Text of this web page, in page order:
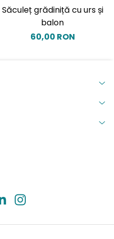
Săculeț grădiniță cu urs și
balon
60,00 RON